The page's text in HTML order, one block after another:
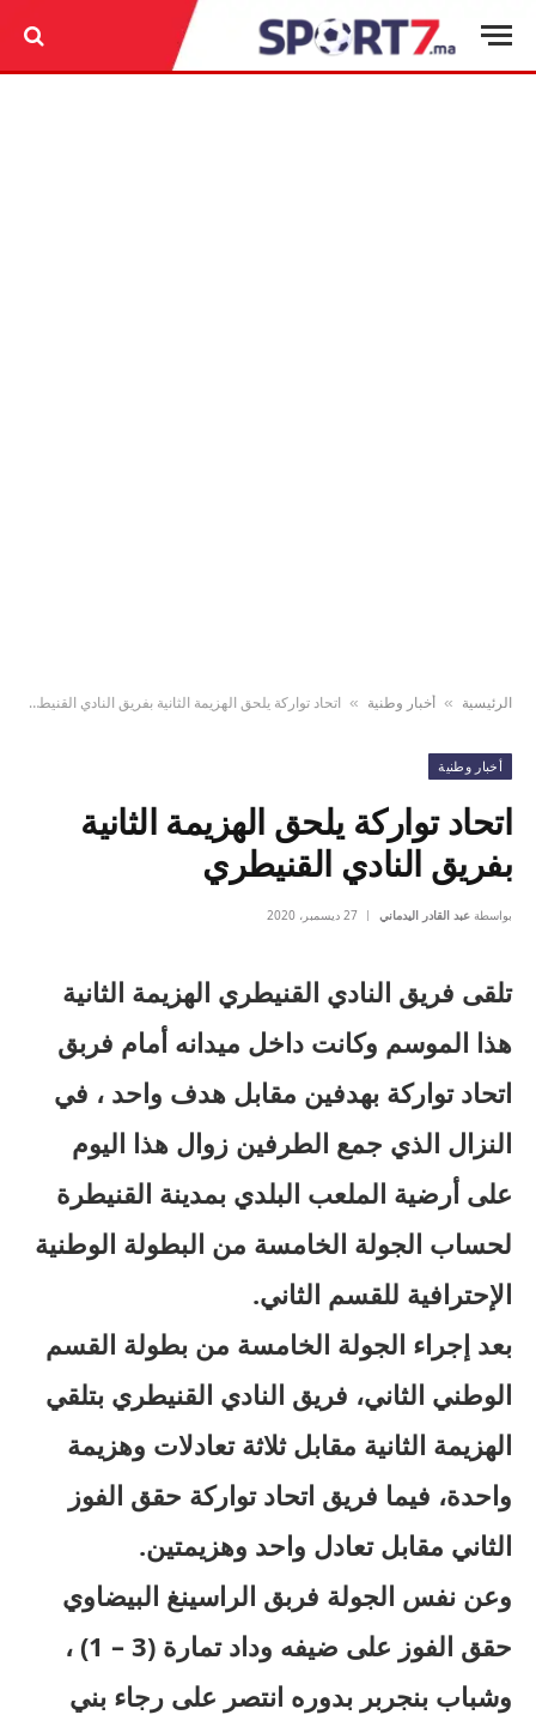
الرئيسية » أخبار وطنية » اتحاد تواركة يلحق الهزيمة الثانية بفريق النادي القنيطري
أخبار وطنية
اتحاد تواركة يلحق الهزيمة الثانية
بفريق النادي القنيطري
بواسطة عبد القادر اليدماني 27 ديسمبر، 2020
تلقى فريق النادي القنيطري الهزيمة الثانية
هذا الموسم وكانت داخل ميدانه أمام فربق
اتحاد تواركة بهدفين مقابل هدف واحد ، في
النزال الذي جمع الطرفين زوال هذا اليوم
على أرضية الملعب البلدي بمدينة القنيطرة
لحساب الجولة الخامسة من البطولة الوطنية
الإحترافية للقسم الثاني.
بعد إجراء الجولة الخامسة من بطولة القسم
الوطني الثاني، فريق النادي القنيطري بتلقي
الهزيمة الثانية مقابل ثلاثة تعادلات وهزيمة
واحدة، فيما فريق اتحاد تواركة حقق الفوز
الثاني مقابل تعادل واحد وهزيمتين.
وعن نفس الجولة فربق الراسينغ البيضاوي
حقق الفوز على ضيفه وداد تمارة (3 – 1) ،
وشباب بنجربر بدوره انتصر على رجاء بني